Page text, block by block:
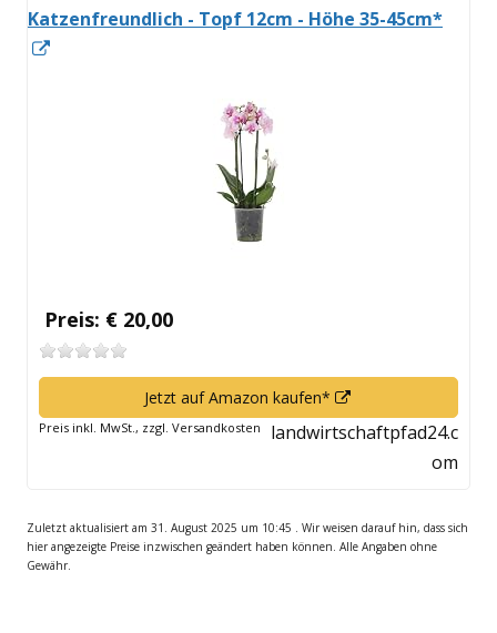
Katzenfreundlich - Topf 12cm - Höhe 35-45cm*
Preis: € 20,00
Jetzt auf Amazon kaufen*
neuem
Fenster
Preis inkl. MwSt., zzgl. Versandkosten
landwirtschaftpfad24.c
om
Zuletzt aktualisiert am 31. August 2025 um 10:45 . Wir weisen darauf hin, dass sich
hier angezeigte Preise inzwischen geändert haben können. Alle Angaben ohne
Gewähr.